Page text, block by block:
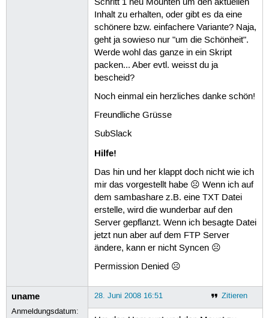
Inhalt zu erhalten, oder gibt es da eine
schönere bzw. einfachere Variante? Naja,
geht ja sowieso nur "um die Schönheit".
Werde wohl das ganze in ein Skript
packen... Aber evtl. weisst du ja
bescheid?
Noch einmal ein herzliches danke schön!
Freundliche Grüsse
SubSlack
Hilfe!
Das hin und her klappt doch nicht wie ich
mir das vorgestellt habe ☹ Wenn ich auf
dem sambashare z.B. eine TXT Datei
erstelle, wird die wunderbar auf den
Server gepflanzt. Wenn ich besagte Datei
jetzt nun aber auf dem FTP Server
ändere, kann er nicht Syncen ☹
Permission Denied ☹
uname
Anmeldungsdatum:
Zitieren
28. Juni 2008 16:51